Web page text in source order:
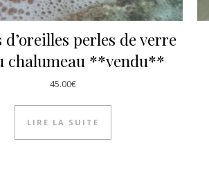
d’oreilles perles de verre
chalumeau **vendu**
45.00€
LIRE LA SUITE